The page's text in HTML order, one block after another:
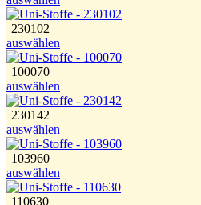
230102
auswählen
100070
auswählen
230142
auswählen
103960
auswählen
110630